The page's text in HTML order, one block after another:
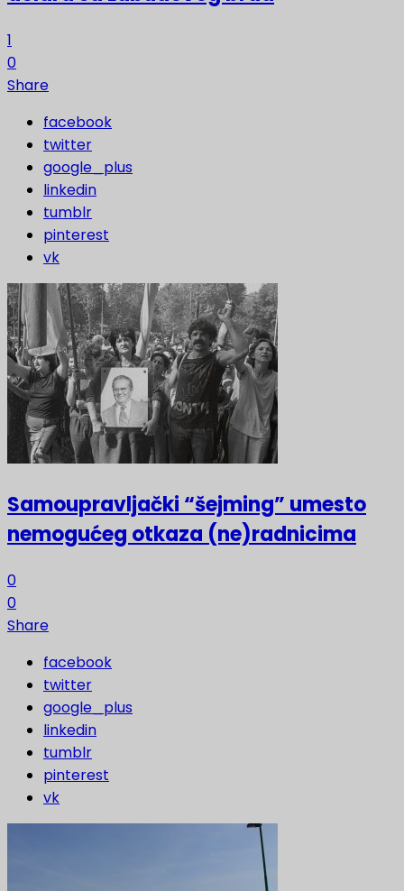
1
0
Share
facebook
twitter
google_plus
linkedin
tumblr
pinterest
vk
Samoupravljački “šejming” umesto
nemogućeg otkaza (ne)radnicima
0
0
Share
facebook
twitter
google_plus
linkedin
tumblr
pinterest
vk